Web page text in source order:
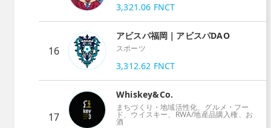
3,321.06 FNCT
16
アビスパ福岡｜アビスパDAO
スポーツ
3,312.62 FNCT
17
Whiskey&Co.
まちづくり・地域活性化、グルメ・フー
ド、ウイスキー、RWA/地産品購入権、お
酒